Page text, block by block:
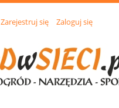
Zarejestruj się Zaloguj się